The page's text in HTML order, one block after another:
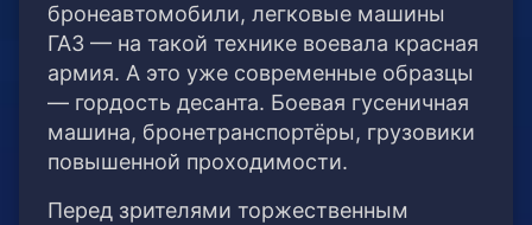
бронеавтомобили, легковые машины
ГАЗ — на такой технике воевала красная
армия. А это уже современные образцы
— гордость десанта. Боевая гусеничная
машина, бронетранспортёры, грузовики
повышенной проходимости.
Перед зрителями торжественным